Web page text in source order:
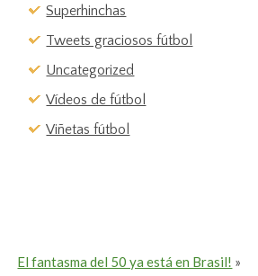
Superhinchas
Tweets graciosos fútbol
Uncategorized
Vídeos de fútbol
Viñetas fútbol
El fantasma del 50 ya está en Brasil! »